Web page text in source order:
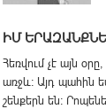
ԻՄ
Հեռվում չէ այն
առջև: Այդ պահին
շենքերն են: